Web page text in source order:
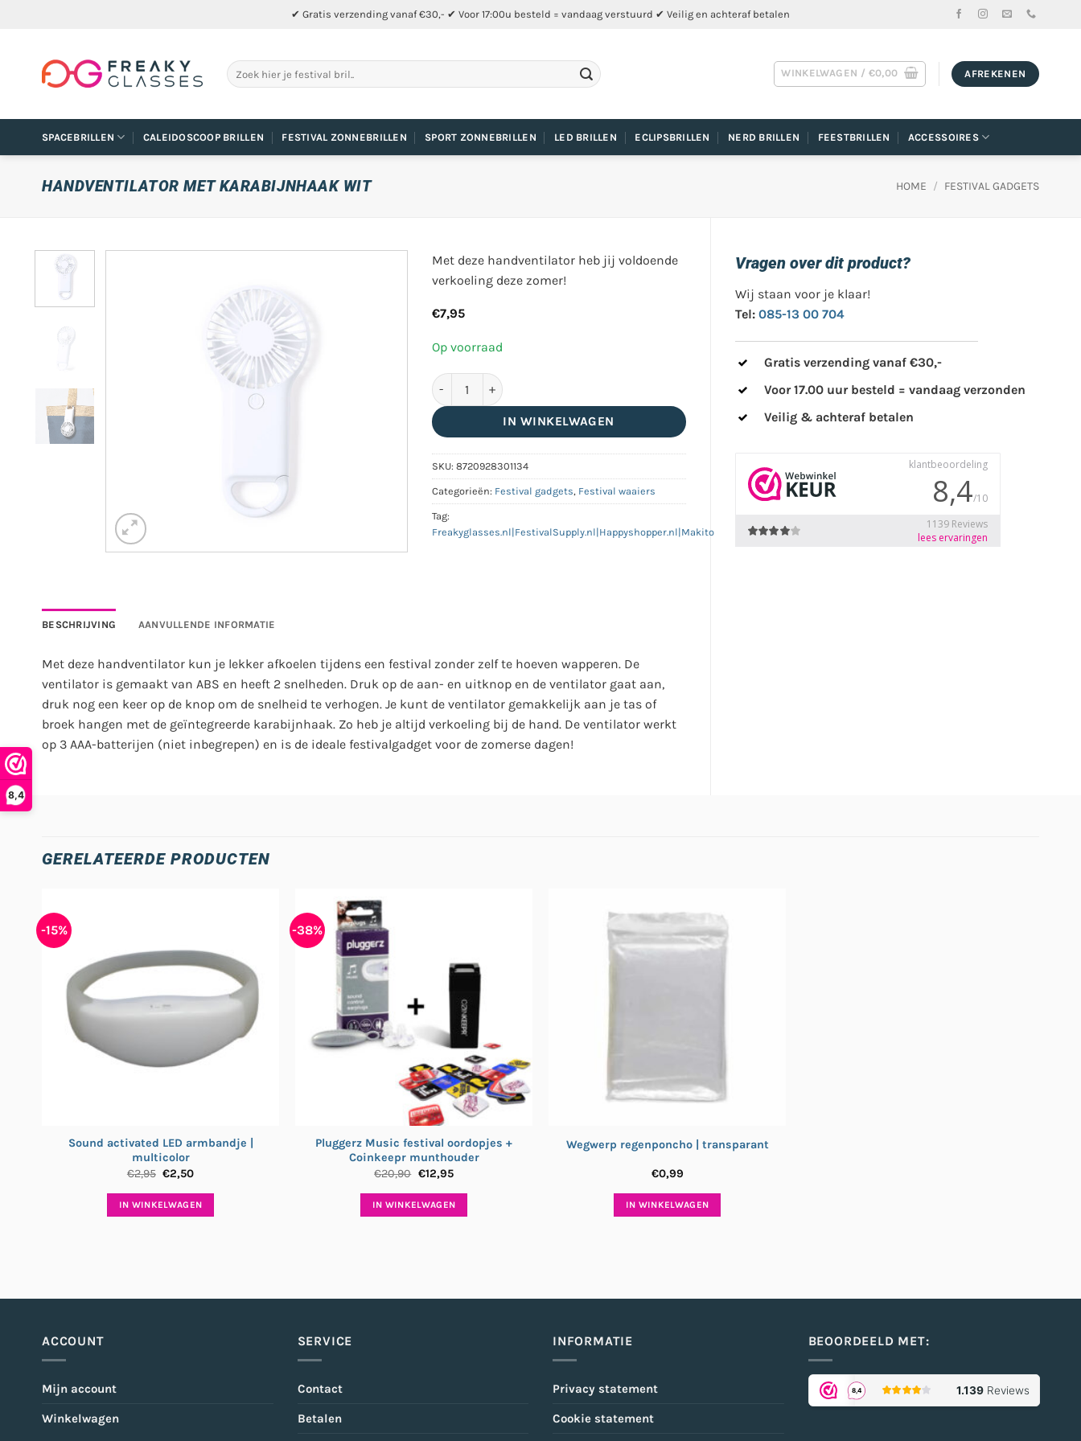
8,4
✔ Gratis verzending vanaf €30,- ✔ Voor 17:00u besteld = vandaag verstuurd ✔ Veilig en achteraf betalen
Zoeken
naar:
WINKELWAGEN / €0,00 AFREKENEN
SPACEBRILLEN CALEIDOSCOOP BRILLEN FESTIVAL ZONNEBRILLEN SPORT ZONNEBRILLEN LED BRILLEN ECLIPSBRILLEN NERD BRILLEN FEESTBRILLEN ACCESSOIRES
HANDVENTILATOR MET KARABIJNHAAK WIT HOME / FESTIVAL GADGETS
Met deze handventilator heb jij voldoende
verkoeling deze zomer!
€7,95
Op voorraad
Handventilator met karabijnhaak wit aantal
IN WINKELWAGEN
SKU: 8720928301134
Categorieën: Festival gadgets, Festival waaiers
Tag:
Freakyglasses.nl|FestivalSupply.nl|Happyshopper.nl|Makito
BESCHRIJVING AANVULLENDE INFORMATIE
Met deze handventilator kun je lekker afkoelen tijdens een festival zonder zelf te hoeven wapperen. De
ventilator is gemaakt van ABS en heeft 2 snelheden. Druk op de aan- en uitknop en de ventilator gaat aan,
druk nog een keer op de knop om de snelheid te verhogen. Je kunt de ventilator gemakkelijk aan je tas of
broek hangen met de geïntegreerde karabijnhaak. Zo heb je altijd verkoeling bij de hand. De ventilator werkt
op 3 AAA-batterijen (niet inbegrepen) en is de ideale festivalgadget voor de zomerse dagen!
Vragen over dit product?
Wij staan voor je klaar!
Tel: 085-13 00 704
Gratis verzending vanaf €30,-
Voor 17.00 uur besteld = vandaag verzonden
Veilig & achteraf betalen
GERELATEERDE PRODUCTEN
-15%
Sound activated LED armbandje |
multicolor
€2,95 Oorspronkelijke
was:
€2,95.
€2,50Huidige
is:
€2,50.
IN WINKELWAGEN
-38%
Pluggerz Music festival oordopjes +
Coinkeepr munthouder
€20,90 Oorspronkelijke
was:
€20,90.
€12,95Huidige
is:
€12,95.
IN WINKELWAGEN
Wegwerp regenponcho | transparant
€0,99
IN WINKELWAGEN
ACCOUNT
Mijn account
Winkelwagen
SERVICE
Contact
Betalen
INFORMATIE
Privacy statement
Cookie statement
BEOORDEELD MET: